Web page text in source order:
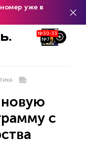
уже в
№30-33
№7
новую
с